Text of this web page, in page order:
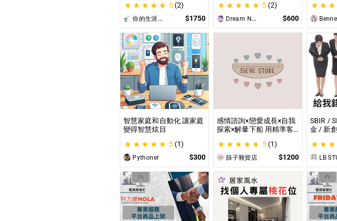
索&職涯諮詢 | 🌳心理所碩
士 生涯諮詢師 Angel 為你
服務😊
5 (2)
你的生涯導航諮詢師Angel $1750
喚（單人團）！ 這是一個
為想體驗桌上型角色扮演
遊戲（TRPG）的玩家所
開設的體驗項目。
5 (2)
Dream Night Butterfly $600
從生態
選，專
打造理
智慧家庭和自動化 讓家庭
變得智慧炫目
5 (1)
Pythoner $300
感情諮詢×戀愛成長×自我
探索×解暈下船 用精準客
｜給予最真實的建議
5 (1)
篩子雜貨店 $1200
SBIR /
金 / 新
SIIR /
創類補
企劃書
LB